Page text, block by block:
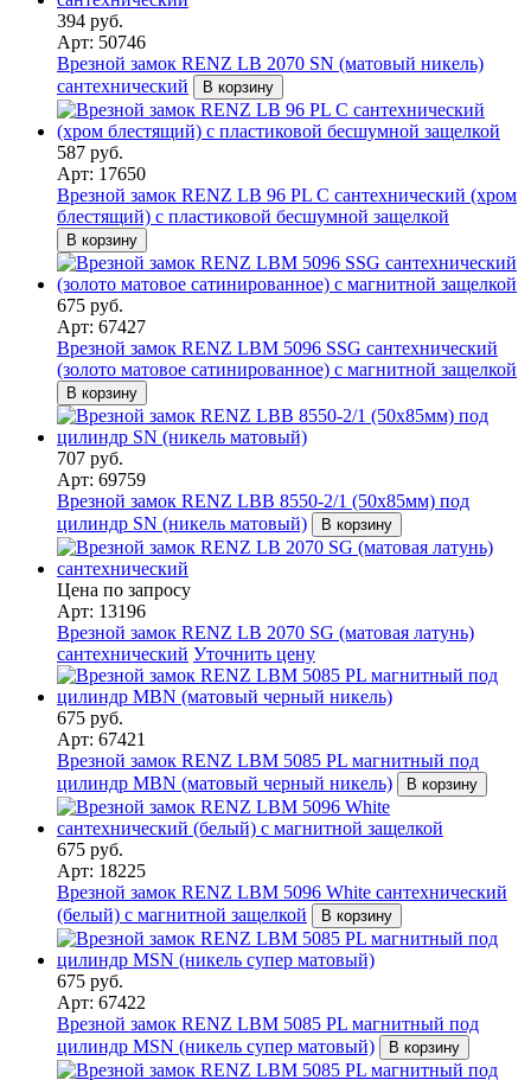
394 руб.
Арт: 50746
Врезной замок RENZ LB 2070 SN (матовый никель)
сантехнический
В корзину
587 руб.
Арт: 17650
Врезной замок RENZ LB 96 PL C сантехнический (хром
блестящий) с пластиковой бесшумной защелкой
В корзину
675 руб.
Арт: 67427
Врезной замок RENZ LBM 5096 SSG сантехнический
(золото матовое сатинированное) с магнитной защелкой
В корзину
707 руб.
Арт: 69759
Врезной замок RENZ LBB 8550-2/1 (50х85мм) под
цилиндр SN (никель матовый)
В корзину
Цена по запросу
Арт: 13196
Врезной замок RENZ LB 2070 SG (матовая латунь)
сантехнический Уточнить цену
675 руб.
Арт: 67421
Врезной замок RENZ LBM 5085 PL магнитный под
цилиндр MBN (матовый черный никель)
В корзину
675 руб.
Арт: 18225
Врезной замок RENZ LBM 5096 White сантехнический
(белый) с магнитной защелкой
В корзину
675 руб.
Арт: 67422
Врезной замок RENZ LBM 5085 PL магнитный под
цилиндр MSN (никель супер матовый)
В корзину